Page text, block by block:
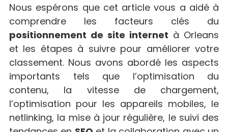
Nous espérons que cet article vous a aidé à
comprendre les facteurs clés du
positionnement de site internet à Orleans
et les étapes à suivre pour améliorer votre
classement. Nous avons abordé les aspects
importants tels que l’optimisation du
contenu, la vitesse de chargement,
l’optimisation pour les appareils mobiles, le
netlinking, la mise à jour régulière, le suivi des